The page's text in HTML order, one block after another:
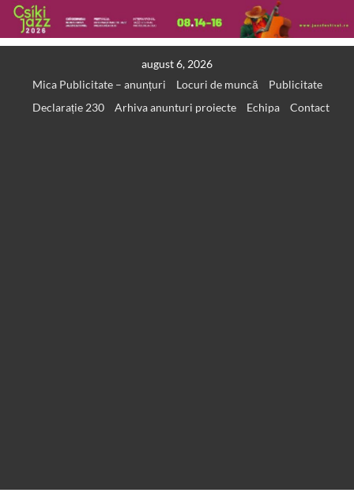
august 6, 2026
Mica Publicitate – anunțuri
Locuri de muncă
Publicitate
Declarație 230
Arhiva anunturi proiecte Echipa Contact